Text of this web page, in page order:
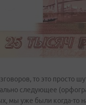
то это просто
следующее
мы уже были когда-то